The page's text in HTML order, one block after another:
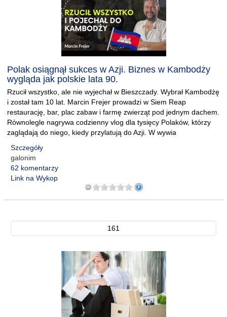
Polak osiągnął sukces w Azji. Biznes w Kambodży
wygląda jak polskie lata 90.
Rzucił wszystko, ale nie wyjechał w Bieszczady. Wybrał Kambodżę
i został tam 10 lat. Marcin Frejer prowadzi w Siem Reap
restaurację, bar, plac zabaw i farmę zwierząt pod jednym dachem.
Równolegle nagrywa codzienny vlog dla tysięcy Polaków, którzy
zaglądają do niego, kiedy przylatują do Azji. W wywia
Szczegóły
galonim
62 komentarzy
Link na Wykop
161